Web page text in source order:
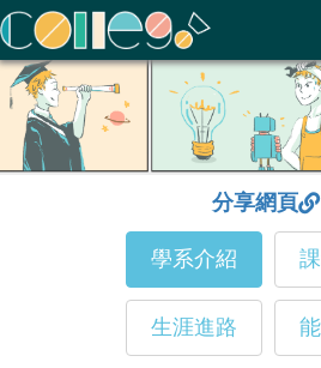
ColleGo! 大學選才與高中育才輔助系統
分享網頁
學系介紹
生涯進路